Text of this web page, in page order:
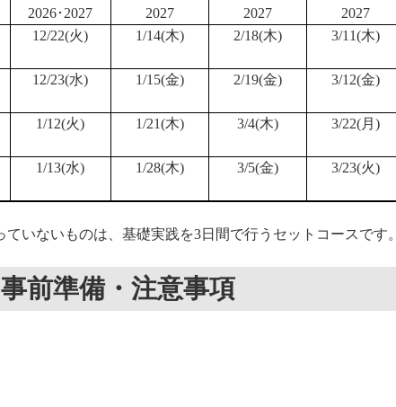
2026･2027
2027
2027
2027
12/22(火) 1/14(木) 2/18(木) 3/11(木)
12/23(水) 1/15(金) 2/19(金) 3/12(金)
1/12(火) 1/21(木) 3/4(木) 3/22(月)
1/13(水) 1/28(木) 3/5(金) 3/23(火)
いないものは、基礎実践を3日間で行うセットコースです。
前準備・注意事項